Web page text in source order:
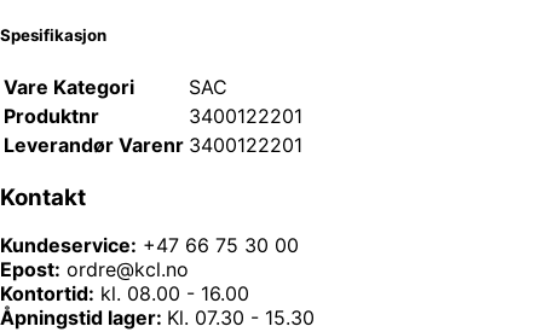
Spesifikasjon
Vare Kategori
SAC
Produktnr
3400122201
Leverandør Varenr 3400122201
Kontakt
Kundeservice: +47 66 75 30 00
Epost: ordre@kcl.no
Kontortid: kl. 08.00 - 16.00
Åpningstid lager: Kl. 07.30 - 15.30